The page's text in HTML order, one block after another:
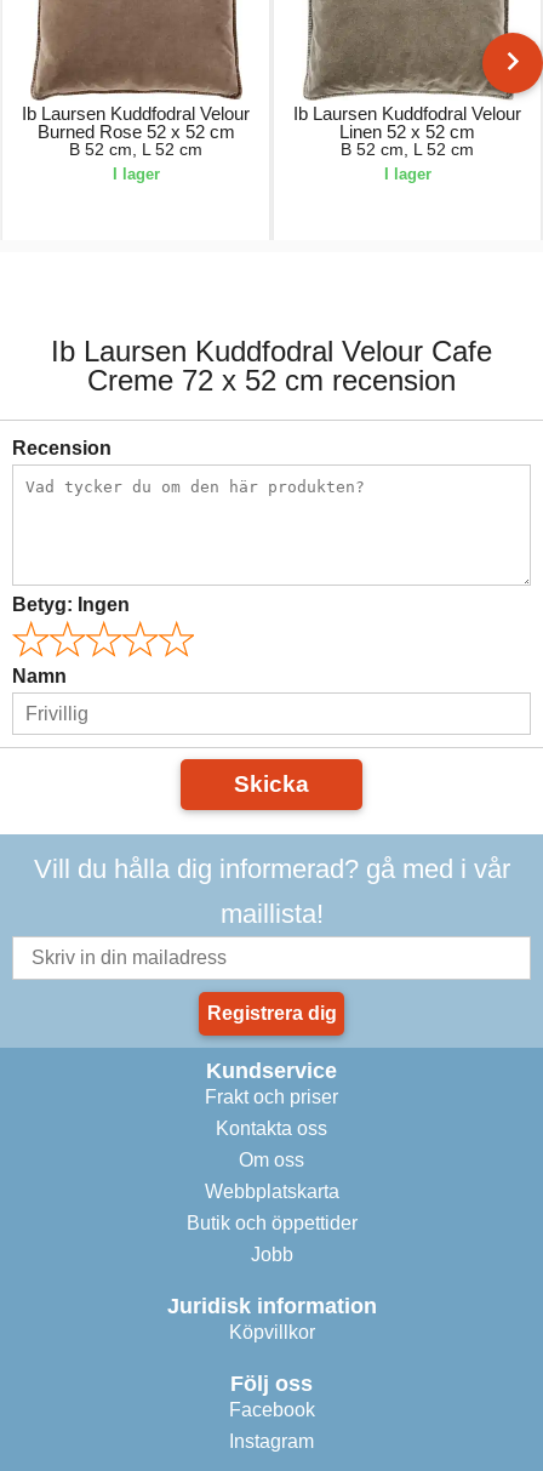
Ib Laursen Kuddfodral Velour
Burned Rose 52 x 52 cm
B 52 cm, L 52 cm
I lager
Ib Laursen Kuddfodral Velour
Linen 52 x 52 cm
B 52 cm, L 52 cm
I lager
Ib Laursen Kuddfodral Velour Cafe
Creme 72 x 52 cm recension
Recension
Betyg: Ingen
Namn
Skicka
Vill du hålla dig informerad? gå med i vår
maillista!
Registrera dig
Kundservice
Frakt och priser
Kontakta oss
Om oss
Webbplatskarta
Butik och öppettider
Jobb
Juridisk information
Köpvillkor
Följ oss
Facebook
Instagram